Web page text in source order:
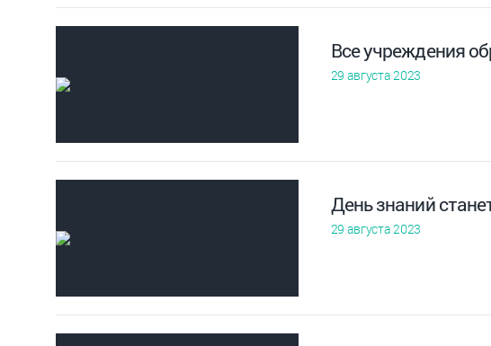
Все учреждения
29 августа 2023
День знаний
29 августа 2023